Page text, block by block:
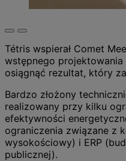
Tétris wspierał Comet
wstępnego
osiągnąć rezultat, który
Bardzo złożony
realizowany przy kilku
efektywności
ograniczenia związane z
wysokościowy) i ERP
publicznej).